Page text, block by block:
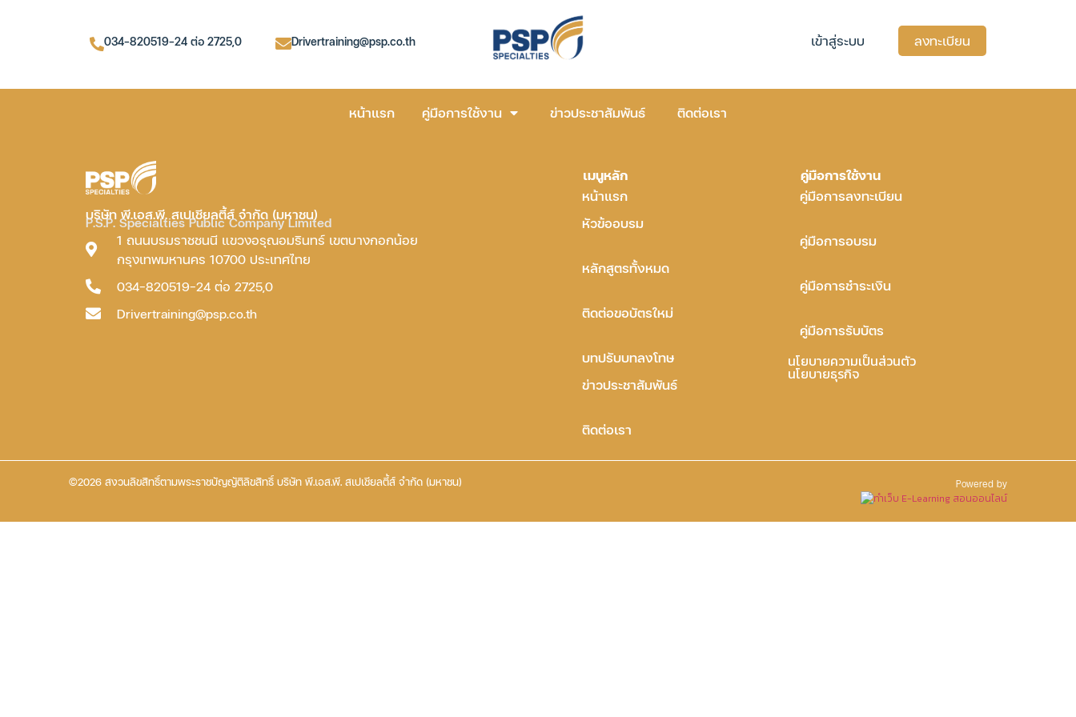
034-820519-24 ต่อ 2725,0 Drivertraining@psp.co.th เข้าสู่ระบบ ลงทะเบียน
หน้าแรก คู่มือการใช้งาน ข่าวประชาสัมพันธ์ ติดต่อเรา
บริษัท พี.เอส.พี. สเปเชียลตี้ส์ จำกัด (มหาชน)
P.S.P. Specialties Public Company Limited
1 ถนนบรมราชชนนี แขวงอรุณอมรินทร์ เขตบางกอกน้อย
กรุงเทพมหานคร 10700 ประเทศไทย
034-820519-24 ต่อ 2725,0
Drivertraining@psp.co.th
เมนูหลัก
หน้าแรก
หัวข้ออบรม
หลักสูตรทั้งหมด
ติดต่อขอบัตรใหม่
บทปรับบทลงโทษ
ข่าวประชาสัมพันธ์
ติดต่อเรา
คู่มือการใช้งาน
คู่มือการลงทะเบียน
คู่มือการอบรม
คู่มือการชำระเงิน
คู่มือการรับบัตร
นโยบายความเป็นส่วนตัว
นโยบายธุรกิจ
©2026 สงวนลิขสิทธิ์ตามพระราชบัญญัติลิขสิทธิ์ บริษัท พี.เอส.พี. สเปเชียลตี้ส์ จำกัด (มหาชน) Powered by